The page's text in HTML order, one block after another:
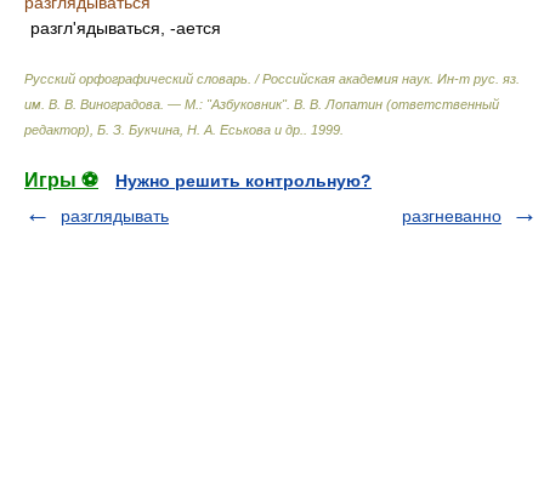
разгл'ядываться, -ается
Русский орфографический словарь. / Российская академия наук. Ин-т рус. яз.
им. В. В. Виноградова. — М.: "Азбуковник". В. В. Лопатин (ответственный
редактор), Б. З. Букчина, Н. А. Еськова и др.
1999
Игры ⚽
Нужно решить контрольную?
разглядывать
разгневанно